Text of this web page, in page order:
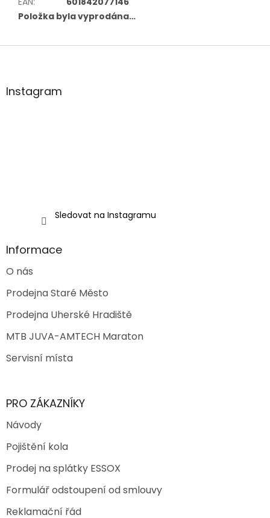
Položka byla vyprodána…
Z
aInstagram
Sledovat na Instagramu
Informace
O nás
Prodejna Staré Město
Prodejna Uherské Hradiště
MTB JUVA-AMTECH Maraton
Servisní místa
PRO ZÁKAZNÍKY
Návody
Pojištění kola
Prodej na splátky ESSOX
Formulář odstoupení od smlouvy
Reklamační řád